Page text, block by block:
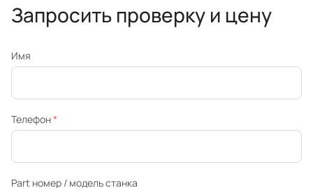
Запросить проверку и цену
Имя
Телефон*
Part номер / модель станка